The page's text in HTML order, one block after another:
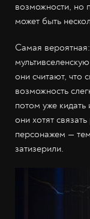
возможности, но
может быть
Самая
они считают, что
возможность
потом уже
они хотят
персонажем —
затизерили.